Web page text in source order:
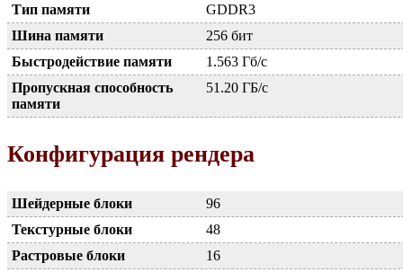
Тип памяти
GDDR3
Шина памяти
256 бит
Быстродействие памяти
1.563 Гб/с
Пропускная способность
памяти
51.20 ГБ/с
Конфигурация рендера
Шейдерные блоки
96
Текстурные блоки
48
Растровые блоки
16